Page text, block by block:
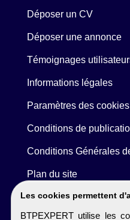
Les cookies permettent
BTPEXPERT utilise les
Déposer un CV
Déposer une annonce
Témoignages
Informations légales
Paramètres des cookies
Conditions de
Conditions Générales
Plan du site